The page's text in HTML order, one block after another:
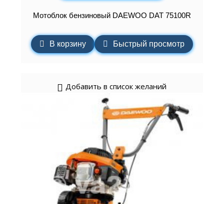
Мотоблок бензиновый DAEWOO DAT 75100R
В корзину Быстрый просмотр
Добавить в список желаний